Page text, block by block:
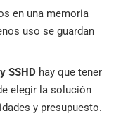
en una memoria
uso se guardan
SSHD hay que tener
elegir la solución
y presupuesto.